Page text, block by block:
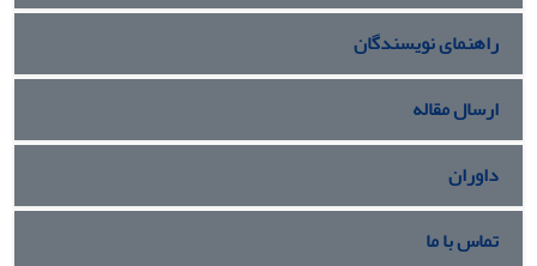
راهنمای نویسندگان
ارسال مقاله
داوران
تماس با ما